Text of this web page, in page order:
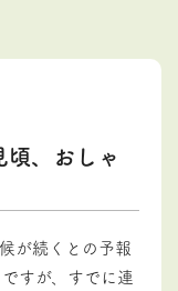
頃、おしゃ
が続くとの予報
すが、すでに連